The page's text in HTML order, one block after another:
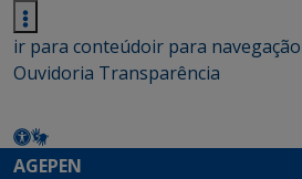
ir para conteúdoir para navegação
Ouvidoria Transparência
AGEPEN